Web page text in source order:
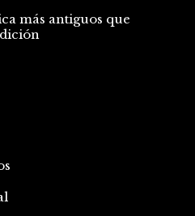
más antiguos que